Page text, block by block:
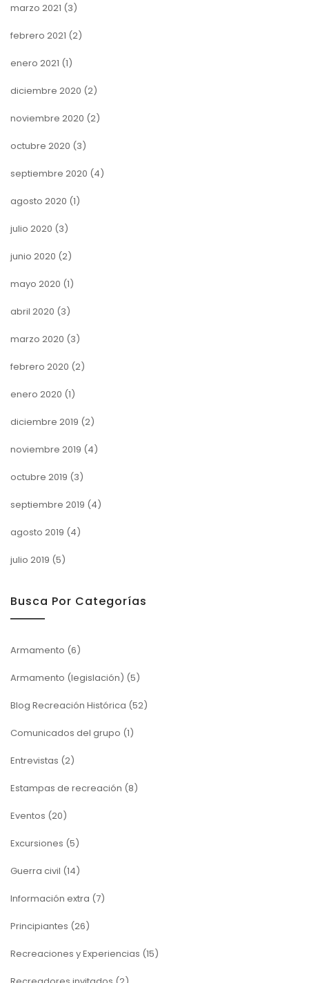
marzo 2021 (3)
febrero 2021 (2)
enero 2021 (1)
diciembre 2020 (2)
noviembre 2020 (2)
octubre 2020 (3)
septiembre 2020 (4)
agosto 2020 (1)
julio 2020 (3)
junio 2020 (2)
mayo 2020 (1)
abril 2020 (3)
marzo 2020 (3)
febrero 2020 (2)
enero 2020 (1)
diciembre 2019 (2)
noviembre 2019 (4)
octubre 2019 (3)
septiembre 2019 (4)
agosto 2019 (4)
julio 2019 (5)
Busca Por Categorías
Armamento (6)
Armamento (legislación) (5)
Blog Recreación Histórica (52)
Comunicados del grupo (1)
Entrevistas (2)
Estampas de recreación (8)
Eventos (20)
Excursiones (5)
Guerra civil (14)
Información extra (7)
Principiantes (26)
Recreaciones y Experiencias (15)